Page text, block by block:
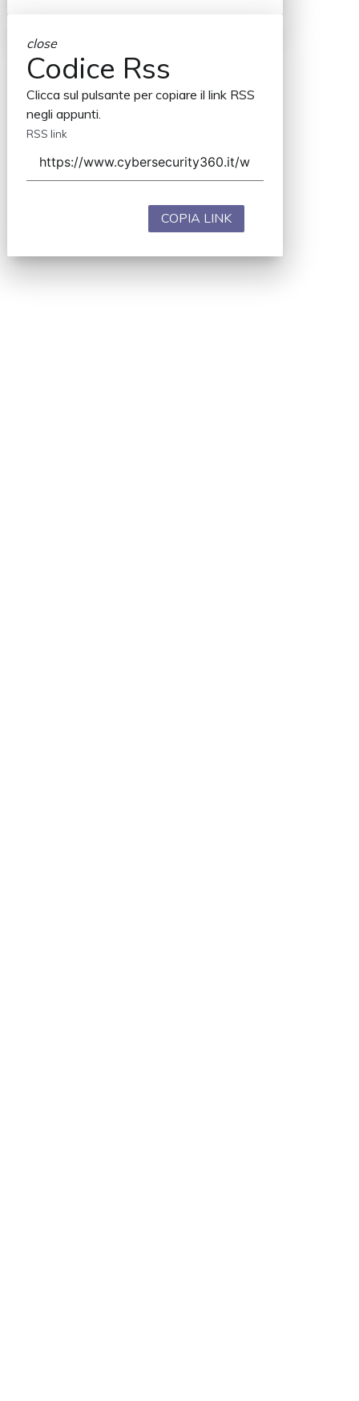
close
Codice Rss
Clicca sul pulsante per copiare il link RSS
negli appunti.
RSS link
COPIA LINK